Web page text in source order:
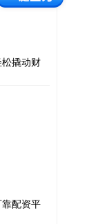
撬动财
配资平